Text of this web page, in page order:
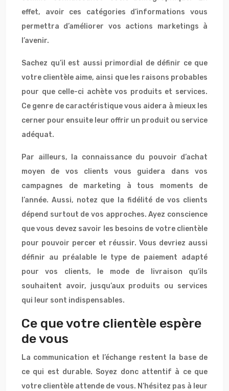
effet, avoir ces catégories d’informations vous
permettra d’améliorer vos actions marketings à
l’avenir.
Sachez qu’il est aussi primordial de définir ce que
votre clientèle aime, ainsi que les raisons probables
pour que celle-ci achète vos produits et services.
Ce genre de caractéristique vous aidera à mieux les
cerner pour ensuite leur offrir un produit ou service
adéquat.
Par ailleurs, la connaissance du pouvoir d’achat
moyen de vos clients vous guidera dans vos
campagnes de marketing à tous moments de
l’année. Aussi, notez que la fidélité de vos clients
dépend surtout de vos approches. Ayez conscience
que vous devez savoir les besoins de votre clientèle
pour pouvoir percer et réussir. Vous devriez aussi
définir au préalable le type de paiement adapté
pour vos clients, le mode de livraison qu’ils
souhaitent avoir, jusqu’aux produits ou services
qui leur sont indispensables.
Ce que votre clientèle espère
de vous
La communication et l’échange restent la base de
ce qui est durable. Soyez donc attentif à ce que
votre clientèle attende de vous. N’hésitez pas à leur